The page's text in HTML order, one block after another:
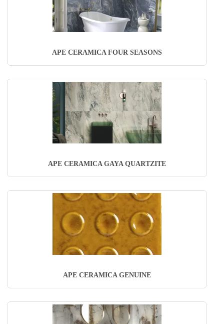
APE CERAMICA FOUR SEASONS
APE CERAMICA GAYA QUARTZITE
APE CERAMICA GENUINE